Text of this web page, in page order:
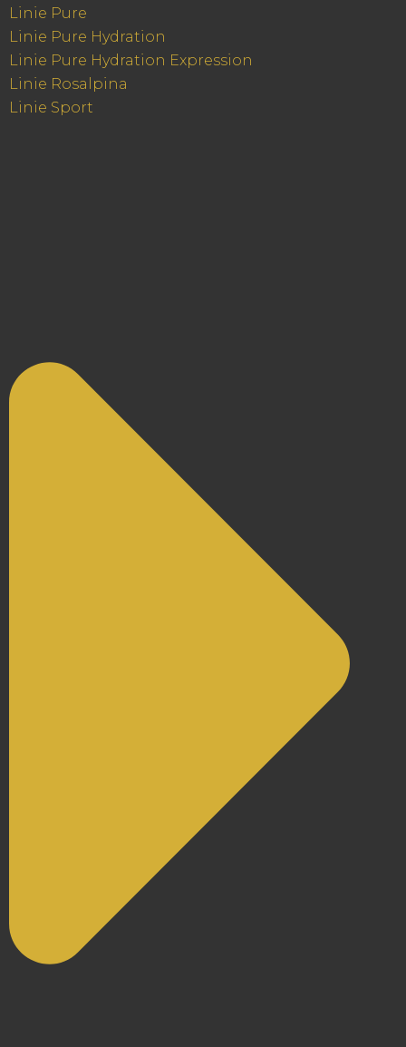
Linie Pure
Linie Pure Hydration
Linie Pure Hydration Expression
Linie Rosalpina
Linie Sport